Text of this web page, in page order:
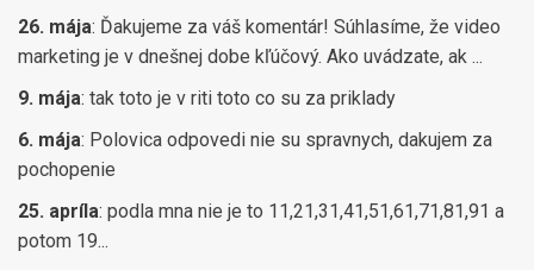
26. mája: Ďakujeme za váš komentár! Súhlasíme, že video
marketing je v dnešnej dobe kľúčový. Ako uvádzate, ak ...
9. mája: tak toto je v riti toto co su za priklady
6. mája: Polovica odpovedi nie su spravnych, dakujem za
pochopenie
25. apríla: podla mna nie je to 11,21,31,41,51,61,71,81,91 a
potom 19...